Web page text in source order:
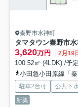
秦野市水神町
タマタウン秦野市
3,620万円 2月19
100.52㎡ (4LDK) /予
小田急小田原線「
駐車2台可
公共下
新築